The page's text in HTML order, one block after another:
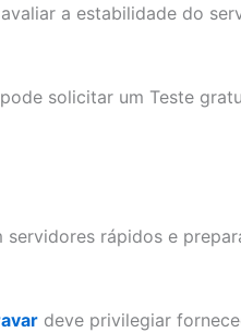
a estabilidade do
solicitar um Teste
servidores rápidos e
deve privilegiar